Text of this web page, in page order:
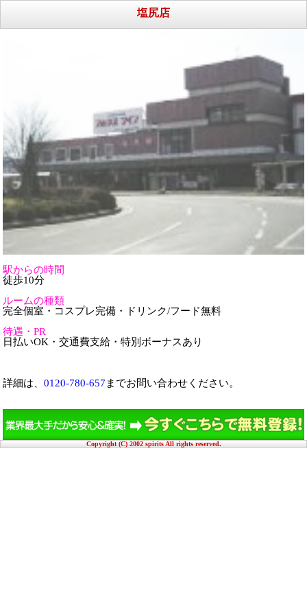
塩尻店
駅からの時間
徒歩10分
ルームの種類
完全個室・コスプレ完備・ドリンク/フード無料
待遇・PR
日払いOK・交通費支給・特別ボーナスあり
詳細は、0120-780-657 までお問い合わせください。
Copyright (C) 2002 spirits All rights reserved.